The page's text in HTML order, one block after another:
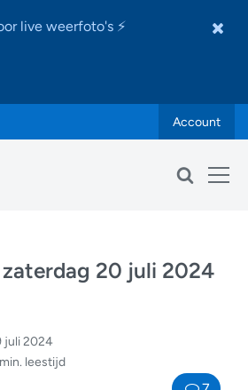
live weerfoto's ⚡
Account
20 juli 2024
juli 2024
leestijd